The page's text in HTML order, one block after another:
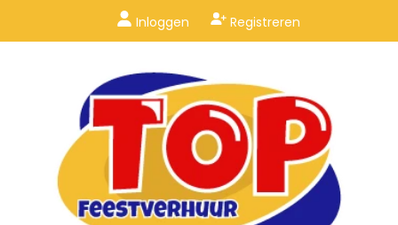
Inloggen Registreren